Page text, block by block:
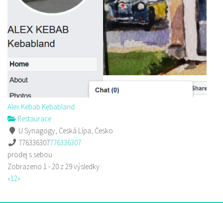
Alex Kebab Kebabland
Restaurace
U Synagogy, Česká Lípa, Česko
776336307776336307
prodej s sebou
Zobrazeno 1 - 20 z 29 výsledky
«12»